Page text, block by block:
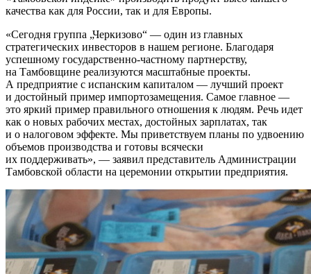
качества как для России, так и для Европы.
«Сегодня группа „Черкизово“ — один из главных
стратегических инвесторов в нашем регионе. Благодаря
успешному государственно-частному партнерству,
на Тамбовщине реализуются масштабные проекты.
А предприятие с испанским капиталом — лучший проект
и достойный пример импортозамещения. Самое главное —
это яркий пример правильного отношения к людям. Речь идет
как о новых рабочих местах, достойных зарплатах, так
и о налоговом эффекте. Мы приветствуем планы по удвоению
объемов производства и готовы всячески
их поддерживать», — заявил представитель Администрации
Тамбовской области на церемонии открытии предприятия.